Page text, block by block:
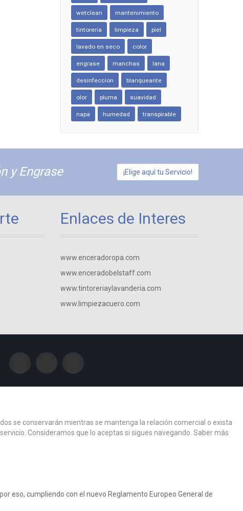
wetclean mantenimiento
tintoreria limpieza piel
lavado en seco color
engrase manchas lana
desinfeccion blanqueante
olor pluma suavidad
napa humedad transpirable
y Engrase ¡Elige aquí tu Servicio!
Enlaces de Interes
www.enceradoropa.com
www.enceradobelstaff.com
www.tintoreriaylavanderia.com
www.limpiezacuero.com
se conservarán mientras se mantenga la relación comercial o exista
Consideramos que lo aceptas si sigues navegando. Saber más
eso, cumpliendo con el nuevo Reglamento Europeo General de